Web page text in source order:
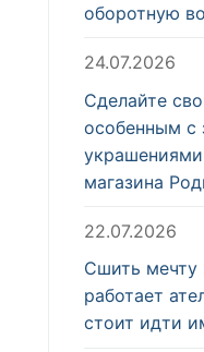
оборотную
24.07.2026
Сделайте
особенным с
магазина
22.07.2026
Сшить мечту
работает
стоит идти